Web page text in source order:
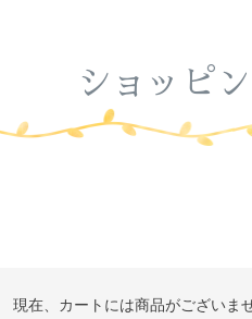
ショッピ
現在、カートには商品がございま